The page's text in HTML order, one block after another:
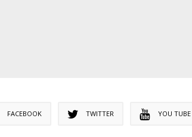
FACEBOOK TWITTER YOU TUBE